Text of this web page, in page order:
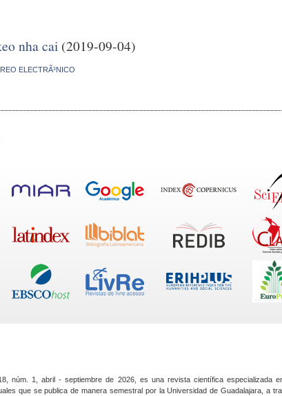
nha cai (2019-09-04)
ELECTRÃ³NICO
núm. 1, abril - septiembre de 2026, es una revista científica especializada
que se publica de manera semestral por la Universidad de Guadalajara, a